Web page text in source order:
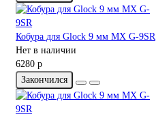
Кобура для Glock 9 мм MX G-9SR
Нет в наличии
6280 р
Закончился